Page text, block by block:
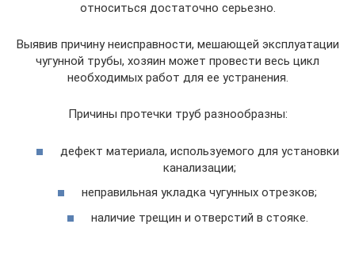
относиться достаточно серьезно.
Выявив причину неисправности, мешающей эксплуатации
чугунной трубы, хозяин может провести весь цикл
необходимых работ для ее устранения.
Причины протечки труб разнообразны:
дефект материала, используемого для установки
канализации;
неправильная укладка чугунных отрезков;
наличие трещин и отверстий в стояке.